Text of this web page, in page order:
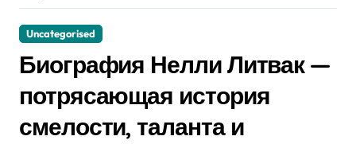
Uncategorised
Биография Нелли Литвак —
потрясающая история
смелости, таланта и